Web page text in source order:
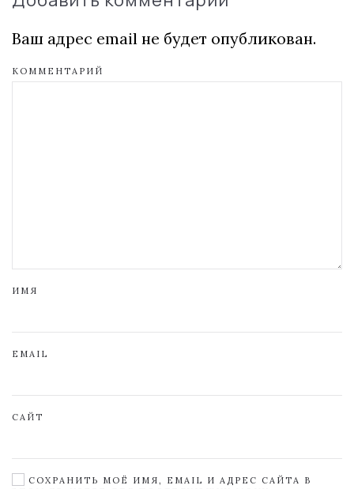
Ваш адрес email не будет опубликован.
КОММЕНТАРИЙ
ИМЯ
EMAIL
САЙТ
СОХРАНИТЬ МОЁ ИМЯ, EMAIL И АДРЕС САЙТА В